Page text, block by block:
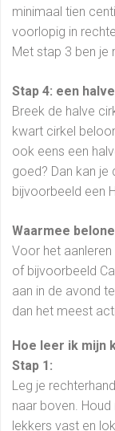
minimaal tien
voorlopig in
Met stap 3 ben je
Stap 4: een
Breek de halve
kwart cirkel
ook eens een
goed? Dan kan je
bijvoorbeeld een
Waarmee
Voor het
of bijvoorbeeld
aan in de avond
dan het meest
Hoe leer ik mijn
Stap 1:
Leg je
naar boven.
lekkers vast en